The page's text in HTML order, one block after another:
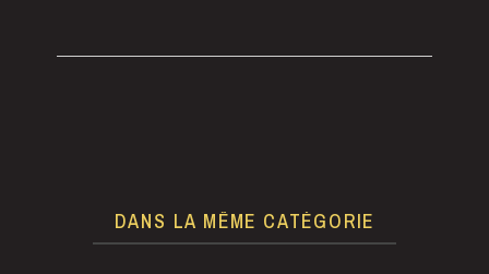
DANS LA MÊME CATÉGORIE